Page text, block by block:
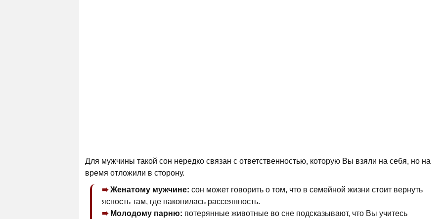
Для мужчины такой сон нередко связан с ответственностью, которую Вы взяли на себя, но на
время отложили в сторону.
Женатому мужчине: сон может говорить о том, что в семейной жизни стоит вернуть
ясность там, где накопилась рассеянность.
Молодому парню: потерянные животные во сне подсказывают, что Вы учитесь